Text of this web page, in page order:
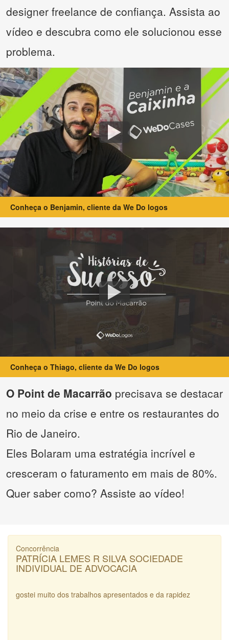
designer freelance de confiança. Assista ao
vídeo e descubra como ele solucionou esse
problema.
Conheça o Benjamin, cliente da We Do logos
Conheça o Thiago, cliente da We Do logos
O Point de Macarrão precisava se destacar
no meio da crise e entre os restaurantes do
Rio de Janeiro.
Eles Bolaram uma estratégia incrível e
cresceram o faturamento em mais de 80%.
Quer saber como? Assiste ao vídeo!
Concorrência
PATRÍCIA LEMES R SILVA SOCIEDADE
INDIVIDUAL DE ADVOCACIA
gostei muito dos trabalhos apresentados e da rapidez